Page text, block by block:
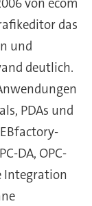
das
und
deutlich.
PDAs und
DA, OPC-
Integration